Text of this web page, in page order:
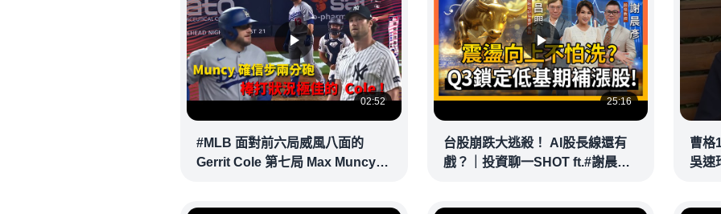
02:52
#MLB 面對前六局威風八面的
Gerrit Cole 第七局 Max Muncy
25:16
台股崩跌大逃殺！ AI股長線還有
戲？｜投資聊一SHOT ft.#謝晨彥
曹格
吳速